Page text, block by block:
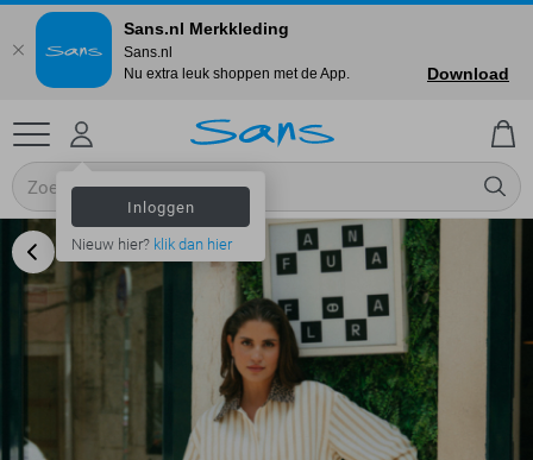
Inloggen
Nieuw hier? klik dan hier
Sans.nl Merkkleding
Sans.nl
Nu extra leuk shoppen met de App.
Download